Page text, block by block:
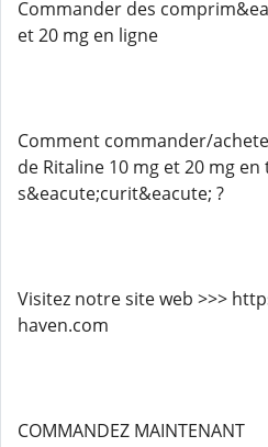
Commander des
et 20 mg en ligne
Comment commander/
de Ritaline 10 mg et 20 mg
s&eacute;curit&eacute; ?
Visitez notre site web >>>
haven.com
COMMANDEZ MAINTENANT